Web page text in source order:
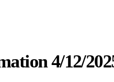
4/12/